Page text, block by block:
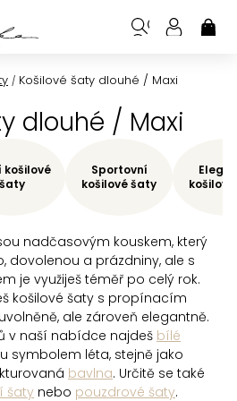
/ Košilové šaty dlouhé / Maxi
dlouhé / Maxi
nadčasovým kouskem, který
dovolenou a prázdniny, ale s
je využiješ téměř po celý rok.
košilové šaty s propínacím
ale zároveň elegantně.
v naší nabídce najdeš bílé
symbolem léta, stejně jako
bavlna. Určitě se také
šaty nebo pouzdrové šaty.
košilové
šaty
Sportovní
košilové šaty